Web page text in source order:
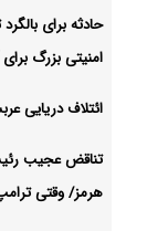
حادثه برای
امنیتی بزرگ برای
ائتلاف دریایی
تناقض عجیب
هرمز/ وقتی